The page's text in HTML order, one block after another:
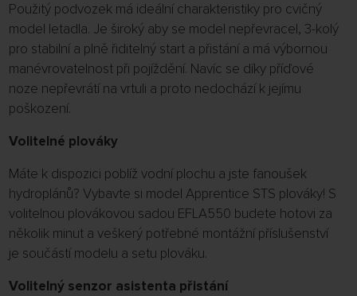
Použitý podvozek má ideální charakteristiky pro cvičný
model letadla. Je široký aby se model nepřevracel, 3-kolý
pro stabilní a plně řiditelný start a přistání a má výbornou
manévrovatelnost při pojíždění. Navíc se díky příďové
noze nepřevrátí na vrtuli a proto nedochází k jejímu
poškození.
Volitelné plováky
Máte k dispozici poblíž vodní plochu a jste fanoušek
hydroplánů? Vybavte si model Apprentice STS plováky! S
volitelnou plovákovou sadou EFLA550 budete hotovi za
několik minut a veškerý potřebné montážní příslušenství
je součástí modelu a setu plováku.
Volitelný senzor asistenta přistání